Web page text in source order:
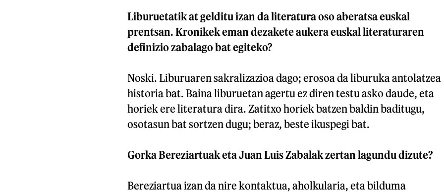
Liburuetatik at gelditu izan da literatura oso aberatsa euskal
prentsan. Kronikek eman dezakete aukera euskal literaturaren
definizio zabalago bat egiteko?
Noski. Liburuaren sakralizazioa dago; erosoa da liburuka antolatzea
historia bat. Baina liburuetan agertu ez diren testu asko daude, eta
horiek ere literatura dira. Zatitxo horiek batzen baldin baditugu,
osotasun bat sortzen dugu; beraz, beste ikuspegi bat.
Gorka Bereziartuak eta Juan Luis Zabalak zertan lagundu dizute?
Bereziartua izan da nire kontaktua, aholkularia, eta bilduma